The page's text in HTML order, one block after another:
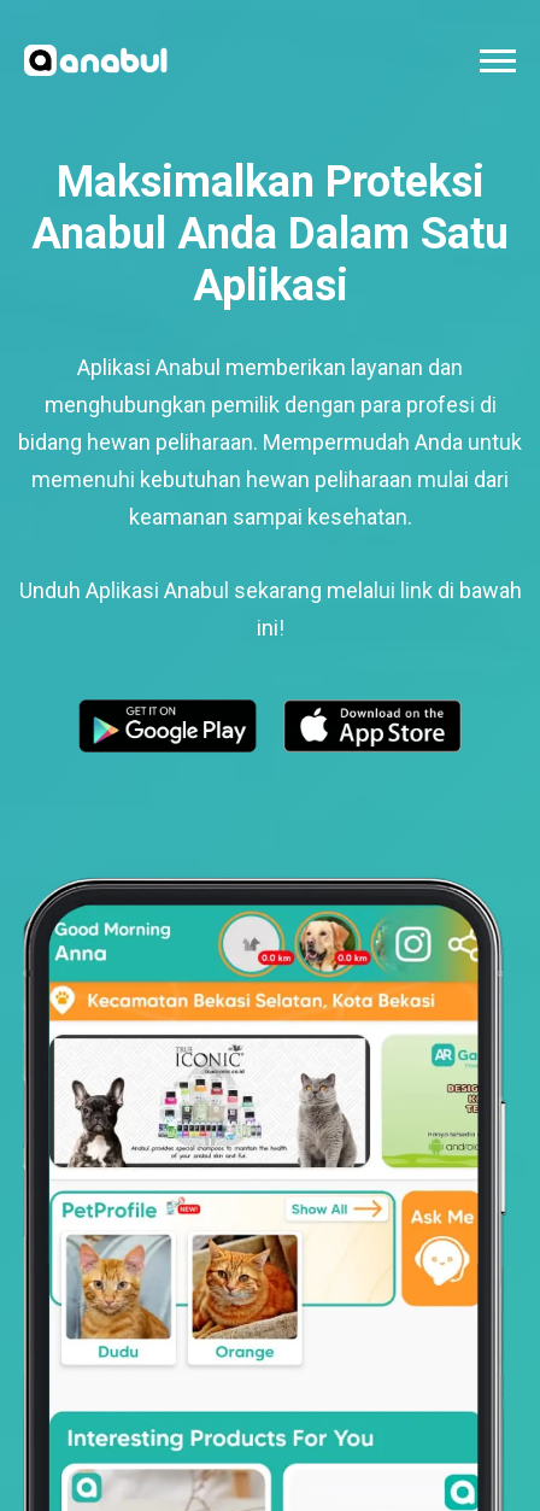
Maksimalkan Proteksi
Anabul Anda Dalam Satu
Aplikasi
Aplikasi Anabul memberikan layanan dan
menghubungkan pemilik dengan para profesi di
bidang hewan peliharaan. Mempermudah Anda untuk
memenuhi kebutuhan hewan peliharaan mulai dari
keamanan sampai kesehatan.
Unduh Aplikasi Anabul sekarang melalui link di bawah
ini!